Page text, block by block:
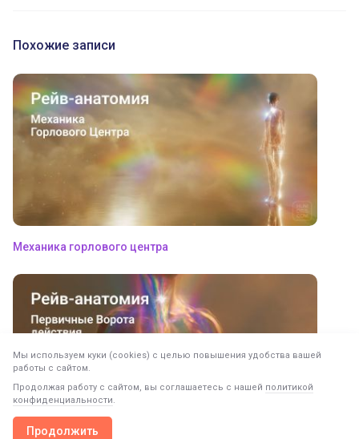
Похожие записи
Механика горлового центра
Мы используем куки (cookies) с целью повышения удобства вашей
работы с сайтом.
Продолжая работу с сайтом, вы соглашаетесь с нашей политикой
конфиденциальности.
Продолжить